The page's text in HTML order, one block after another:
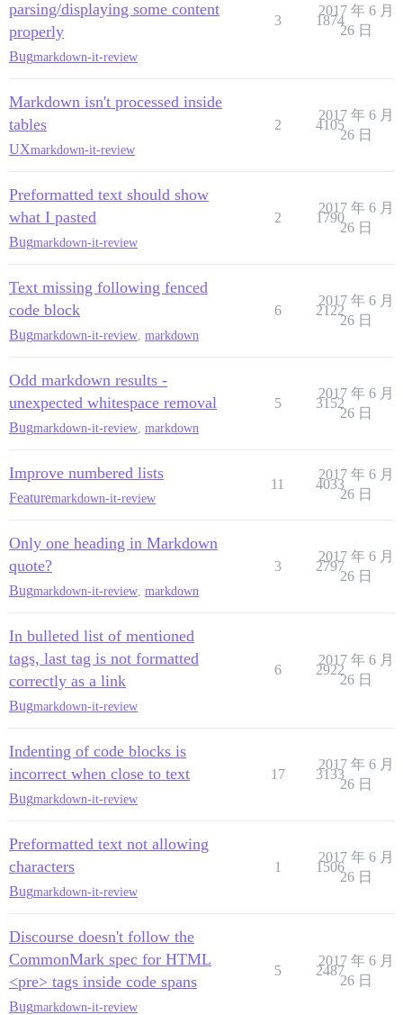
parsing/displaying some content
properly
Bugmarkdown-it-review
3 1874
2017 年 6 月
26 日
Markdown isn't processed inside
tables
UXmarkdown-it-review
2 4105
2017 年 6 月
26 日
Preformatted text should show
what I pasted
Bugmarkdown-it-review
2 1790
2017 年 6 月
26 日
Text missing following fenced
code block
Bugmarkdown-it-review markdown
6 2122
2017 年 6 月
26 日
Odd markdown results -
unexpected whitespace removal
Bugmarkdown-it-review markdown
5 3152
2017 年 6 月
26 日
Improve numbered lists
Featuremarkdown-it-review
11 4033
2017 年 6 月
26 日
Only one heading in Markdown
quote?
Bugmarkdown-it-review markdown
3 2797
2017 年 6 月
26 日
In bulleted list of mentioned
tags, last tag is not formatted
correctly as a link
Bugmarkdown-it-review
6 2922
2017 年 6 月
26 日
Indenting of code blocks is
incorrect when close to text
Bugmarkdown-it-review
17 3133
2017 年 6 月
26 日
Preformatted text not allowing
characters
Bugmarkdown-it-review
1 1506
2017 年 6 月
26 日
Discourse doesn't follow the
CommonMark spec for HTML
<pre> tags inside code spans
Bugmarkdown-it-review
5 2487
2017 年 6 月
26 日